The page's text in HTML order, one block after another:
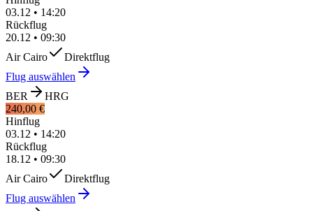
03.12 • 14:20
Rückflug
20.12 • 09:30
Air Cairo
Direktflug
Flug auswählen
BER
HRG
240,00 €
Hinflug
03.12 • 14:20
Rückflug
18.12 • 09:30
Air Cairo
Direktflug
Flug auswählen